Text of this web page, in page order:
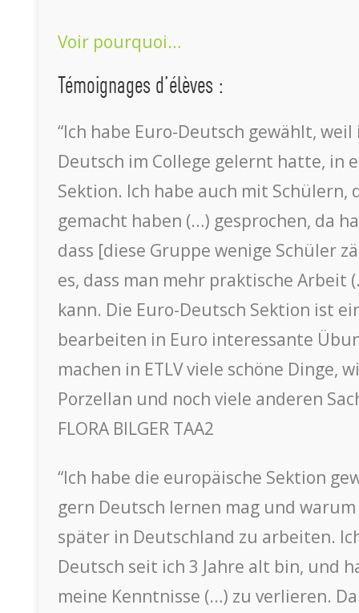
Voir pourquoi…
Témoignages d’élèves :
“Ich habe Euro-Deutsch gewählt, weil
Deutsch im College gelernt hatte, in
Sektion. Ich habe auch mit Schülern,
gemacht haben (…) gesprochen, da
dass [diese Gruppe wenige Schüler
es, dass man mehr praktische Arbeit
kann. Die Euro-Deutsch Sektion ist
bearbeiten in Euro interessante
machen in ETLV viele schöne Dinge,
Porzellan und noch viele anderen
FLORA BILGER TAA2
“Ich habe die europäische Sektion
gern Deutsch lernen mag und
später in Deutschland zu arbeiten.
Deutsch seit ich 3 Jahre alt bin, und
meine Kenntnisse (…) zu verlieren.